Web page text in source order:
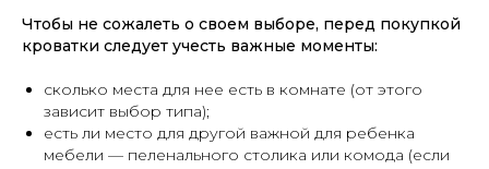
Чтобы не сожалеть о своем выборе, перед покупкой
кроватки следует учесть важные моменты:
сколько места для нее есть в комнате (от этого
зависит выбор типа);
есть ли место для другой важной для ребенка
мебели — пеленального столика или комода (если